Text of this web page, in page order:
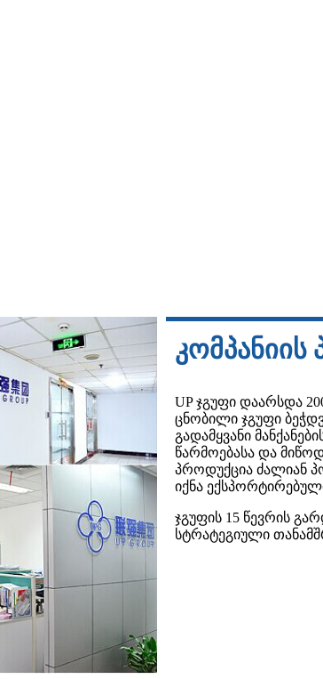
UP ჯგუფი დაარსდა
ცნობილი ჯგუფი
გადამყვანი
წარმოებასა და
პროდუქცია ძალიან
იქნა
ჯგუფის 15 წევრის
სტრატეგიული